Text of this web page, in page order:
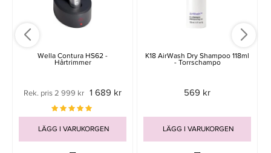
Wella Contura HS62 -
Hårtrimmer
Rek. pris 2 999 kr 1 689 kr
LÄGG I VARUKORGEN
K18 AirWash Dry Shampoo 118ml
- Torrschampo
569 kr
LÄGG I VARUKORGEN